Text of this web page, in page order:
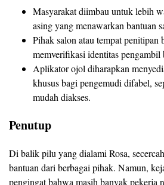
Masyarakat diimbau untuk lebih
asing yang menawarkan bantuan
Pihak salon atau tempat penitipan
memverifikasi identitas pengambil
Aplikator ojol diharapkan
khusus bagi pengemudi difabel,
mudah diakses.
Penutup
Di balik pilu yang dialami Rosa,
bantuan dari berbagai pihak. Namun,
pengingat bahwa masih banyak pekerja